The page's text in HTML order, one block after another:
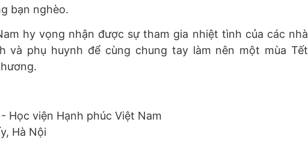
bạn nghèo.
hy vọng nhận được sự tham gia nhiệt tình của các nhà
và phụ huynh để cùng chung tay làm nên một mùa Tết
Học viện Hạnh phúc Việt Nam
Hà Nội